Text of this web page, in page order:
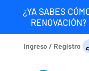
¿YA SABES
Ingreso / Registro